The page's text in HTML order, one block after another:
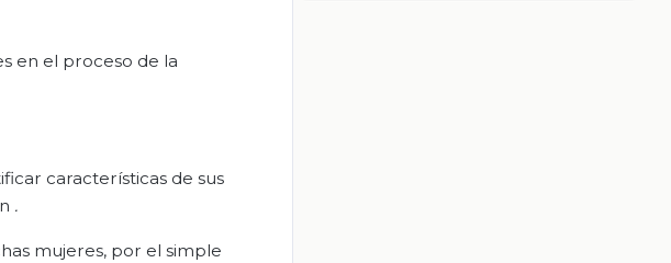
en el proceso de la
características de sus
.
mujeres, por el simple